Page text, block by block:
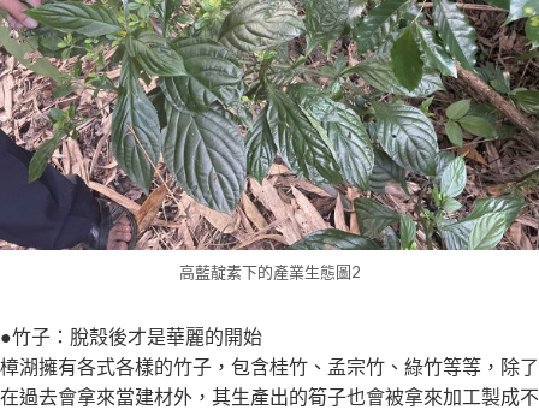
高藍靛素下的產業生態圖2
●竹子：脫殼後才是華麗的開始
樟湖擁有各式各樣的竹子，包含桂竹、孟宗竹、綠竹等等，除了
在過去會拿來當建材外，其生產出的筍子也會被拿來加工製成不